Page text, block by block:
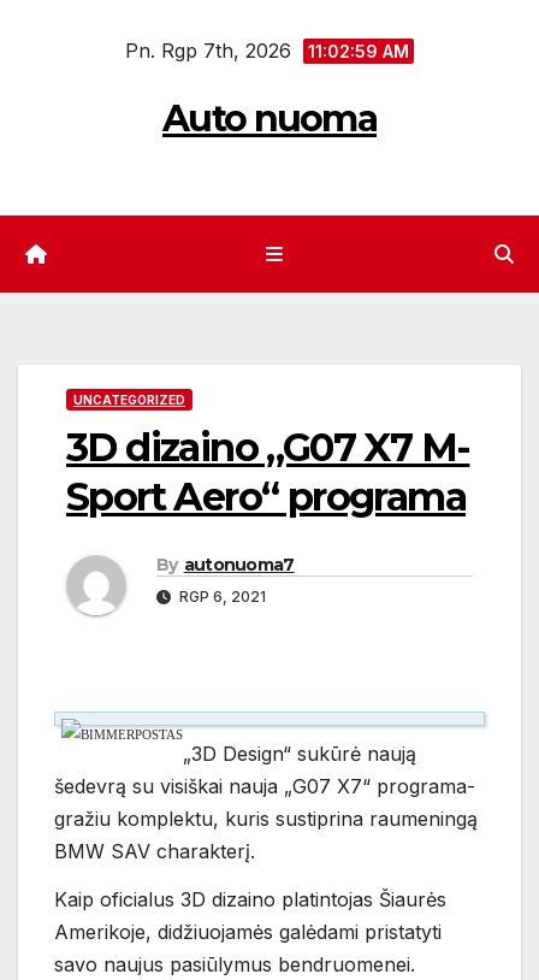
Pn. Rgp 7th, 2026 11:03:00 AM
Auto nuoma
UNCATEGORIZED
3D dizaino „G07 X7 M-
Sport Aero“ programa
By autonuoma7
RGP 6, 2021
„3D Design“ sukūrė naują
šedevrą su visiškai nauja „G07 X7“ programa-
gražiu komplektu, kuris sustiprina raumeningą
BMW SAV charakterį.
Kaip oficialus 3D dizaino platintojas Šiaurės
Amerikoje, didžiuojamės galėdami pristatyti
savo naujus pasiūlymus bendruomenei.